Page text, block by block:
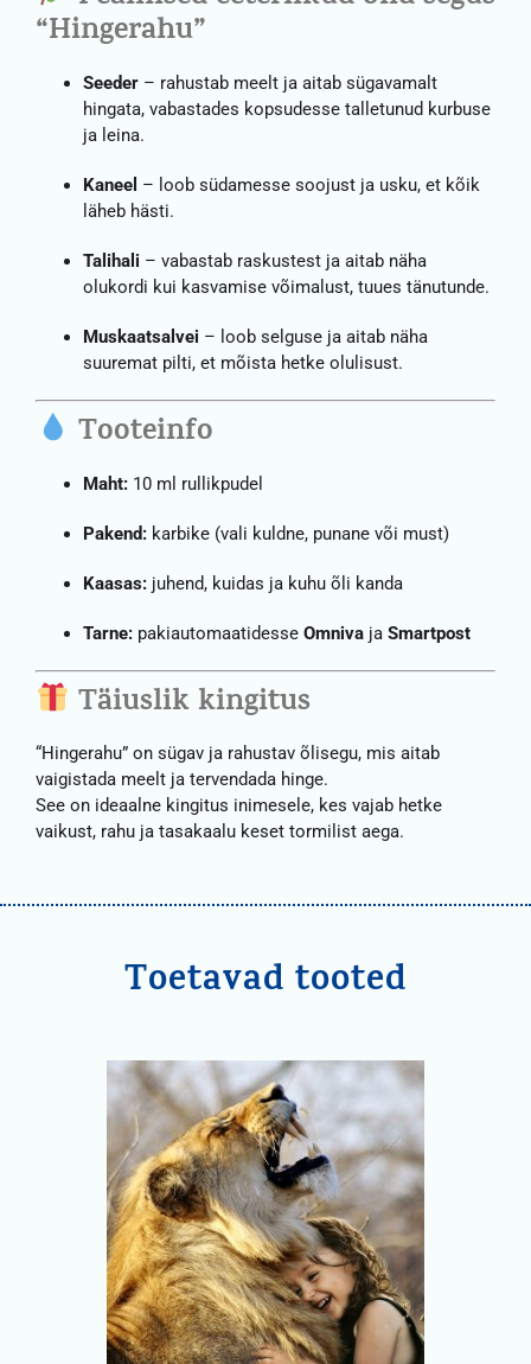
“Hingerahu”
Seeder – rahustab meelt ja aitab sügavamalt
hingata, vabastades kopsudesse talletunud kurbuse
ja leina.
Kaneel – loob südamesse soojust ja usku, et kõik
läheb hästi.
Talihali – vabastab raskustest ja aitab näha
olukordi kui kasvamise võimalust, tuues tänutunde.
Muskaatsalvei – loob selguse ja aitab näha
suuremat pilti, et mõista hetke olulisust.
Tooteinfo
Maht: 10 ml rullikpudel
Pakend: karbike (vali kuldne, punane või must)
Kaasas: juhend, kuidas ja kuhu õli kanda
Tarne: pakiautomaatidesse Omniva ja Smartpost
Täiuslik kingitus
“Hingerahu” on sügav ja rahustav õlisegu, mis aitab
vaigistada meelt ja tervendada hinge.
See on ideaalne kingitus inimesele, kes vajab hetke
vaikust, rahu ja tasakaalu keset tormilist aega.
Toetavad tooted